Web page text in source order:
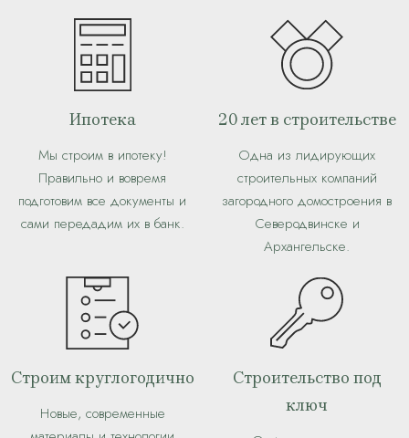
Ипотека
Мы строим в ипотеку!
Правильно и вовремя
подготовим все документы и
сами передадим их в банк.
20 лет в строительстве
Одна из лидирующих
строительных компаний
загородного домостроения в
Северодвинске и
Архангельске.
Строим круглогодично
Новые, современные
Строительство под
ключ